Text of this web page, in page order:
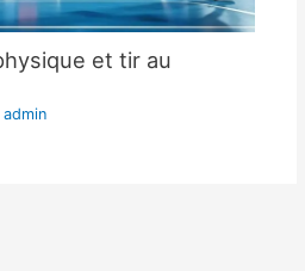
et tir au
admin